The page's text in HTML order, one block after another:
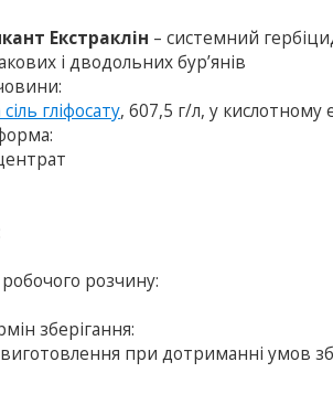
Екстраклін – системний
і дводольних бур’янів
гліфосату, 607,5 г/л, у кислотному
розчину:
зберігання:
при дотриманні умов